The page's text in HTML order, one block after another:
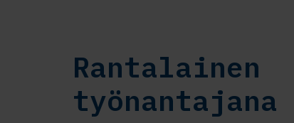
Rantalainen
työnantajana